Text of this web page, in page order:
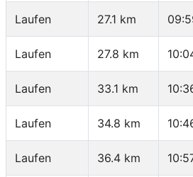
Laufen 27.1 km
Laufen 27.8 km
Laufen 33.1 km
Laufen 34.8 km
Laufen 36.4 km